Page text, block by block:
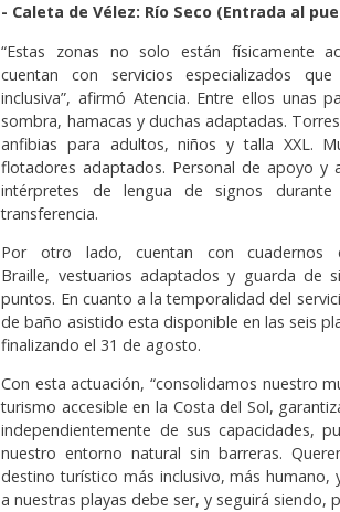
- Caleta de Vélez: Río Seco (Entrada al
“Estas zonas no solo están físicamente
cuentan con servicios especializados
inclusiva”, afirmó Atencia. Entre ellos unas
sombra, hamacas y duchas adaptadas.
anfibias para adultos, niños y talla XXL.
flotadores adaptados. Personal de apoyo y
intérpretes de lengua de signos
transferencia.
Por otro lado, cuentan con cuadernos
Braille, vestuarios adaptados y guarda de
puntos. En cuanto a la temporalidad del
de baño asistido esta disponible en las seis
finalizando el 31 de agosto.
Con esta actuación, “consolidamos nuestro
turismo accesible en la Costa del Sol,
independientemente de sus capacidades,
nuestro entorno natural sin barreras.
destino turístico más inclusivo, más humano,
a nuestras playas debe ser, y seguirá siendo,